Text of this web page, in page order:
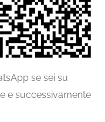
se sei su
e successivamente